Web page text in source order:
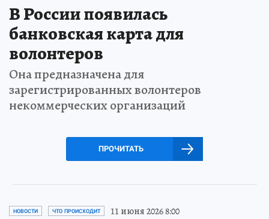
В России появилась
банковская карта для
волонтеров
Она предназначена для
зарегистрированных волонтеров
некоммерческих организаций
ПРОЧИТАТЬ
НОВОСТИ ЧТО ПРОИСХОДИТ 11 июня 2026 8:00